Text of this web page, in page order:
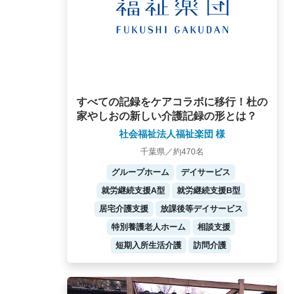
すべての記録をケアコラボに移行！杜の
家やしおの新しい介護記録の形とは？
社会福祉法人福祉楽団 様
千葉県／約470名
グループホーム
デイサービス
就労継続支援A型
就労継続支援B型
居宅介護支援
放課後等デイサービス
特別養護老人ホーム
相談支援
短期入所生活介護
訪問介護